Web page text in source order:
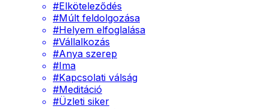
#Elköteleződés
#Múlt feldolgozása
#Helyem elfoglalása
#Vállalkozás
#Anya szerep
#Ima
#Kapcsolati válság
#Meditáció
#Üzleti siker